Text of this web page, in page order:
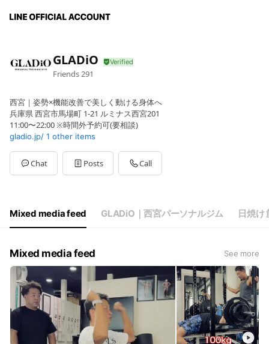
GLADiO
Friends 291
西宮｜姿勢×機能改善で美しく動ける身体へ
兵庫県 西宮市馬場町 1-21 ルミナス西宮201
11:00〜22:00 ※時間外予約可(要相談)
gladio.jp/ 1 other items
Chat Posts Call
Mixed media feed GLADiO｜西宮パーソナルジム 日焼け
Mixed media feed See more